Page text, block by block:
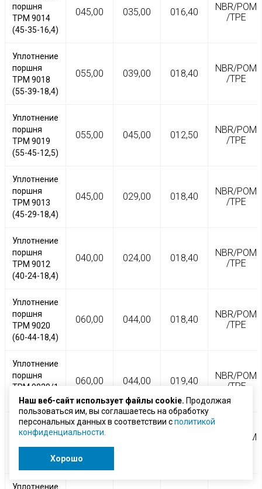
поршня
TPM 9014
(45-35-16,4)
045,00 035,00 016,40
NBR/POM
/TPE
Уплотнение
поршня
TPM 9018
(55-39-18,4)
055,00 039,00 018,40
NBR/POM
/TPE
Уплотнение
поршня
TPM 9019
(55-45-12,5)
055,00 045,00 012,50
NBR/POM
/TPE
Уплотнение
поршня
TPM 9013
(45-29-18,4)
045,00 029,00 018,40
NBR/POM
/TPE
Уплотнение
поршня
TPM 9012
(40-24-18,4)
040,00 024,00 018,40
NBR/POM
/TPE
Уплотнение
поршня
TPM 9020
(60-44-18,4)
060,00 044,00 018,40
NBR/POM
/TPE
Уплотнение
поршня
TPM 9020/1
(60-44-19,4)
060,00 044,00 019,40
NBR/POM
/TPE
Уплотнение
поршня
TPM 9021
(63-47-18,4)
NBR/POM
Уплотнение
Наш веб-сайт использует файлы cookie. Продолжая
пользоваться им, вы соглашаетесь на обработку
персональных данных в соответствии сполитикой
конфиденциальности.
Хорошо